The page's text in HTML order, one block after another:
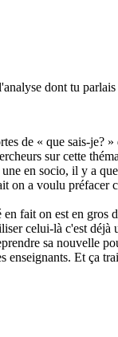
dont tu parlais
de « que sais-je?
sur cette
en socio, il y a
on a voulu
fait on est en gros
celui-là c'est
sa nouvelle
Et ça